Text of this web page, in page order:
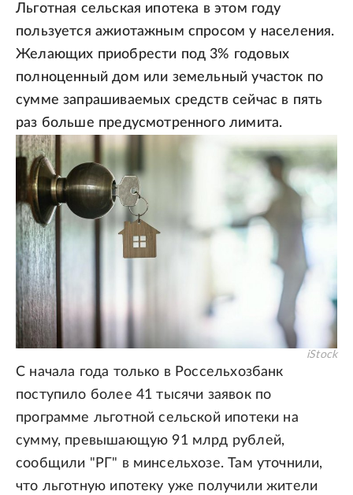
Льготная сельская ипотека в этом году
пользуется ажиотажным спросом у населения.
Желающих приобрести под 3% годовых
полноценный дом или земельный участок по
сумме запрашиваемых средств сейчас в пять
раз больше предусмотренного лимита.
iStock
С начала года только в Россельхозбанк
поступило более 41 тысячи заявок по
программе льготной сельской ипотеки на
сумму, превышающую 91 млрд рублей,
сообщили "РГ" в минсельхозе. Там уточнили,
что льготную ипотеку уже получили жители